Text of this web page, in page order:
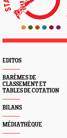
EDITOS
BARÈMES DE
CLASSEMENT ET
TABLES DE COTATION
BILANS
MÉDIATHÈQUE